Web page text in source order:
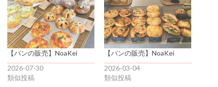
【パンの販売】NoaKei
2026-07-30
類似投稿
【パンの販売】NoaKei
2026-03-04
類似投稿